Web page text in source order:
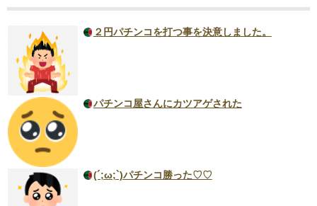
２円パチンコを打つ事を決意しました。
パチンコ屋さんにカツアゲされた
(´;ω;`)パチンコ勝った♡♡